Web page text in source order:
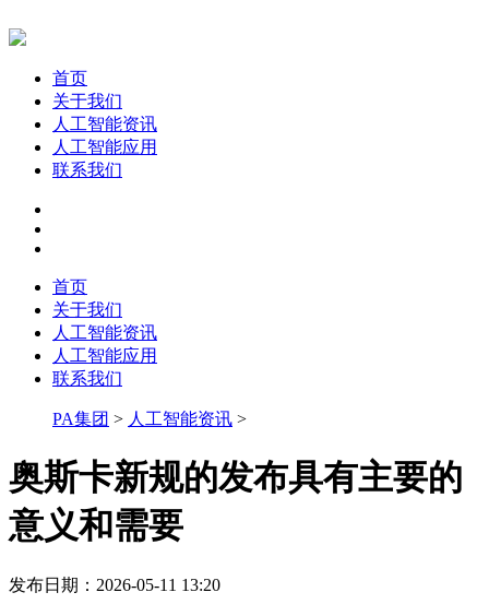
首页
关于我们
人工智能资讯
人工智能应用
联系我们
首页
关于我们
人工智能资讯
人工智能应用
联系我们
PA集团 > 人工智能资讯 >
奥斯卡新规的发布具有主要的
意义和需要
发布日期：2026-05-11 13:20